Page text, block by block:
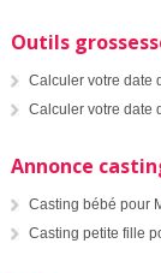
Outils
Calculer votre date
Calculer votre date
Annonce
Casting bébé pour
Casting petite fille